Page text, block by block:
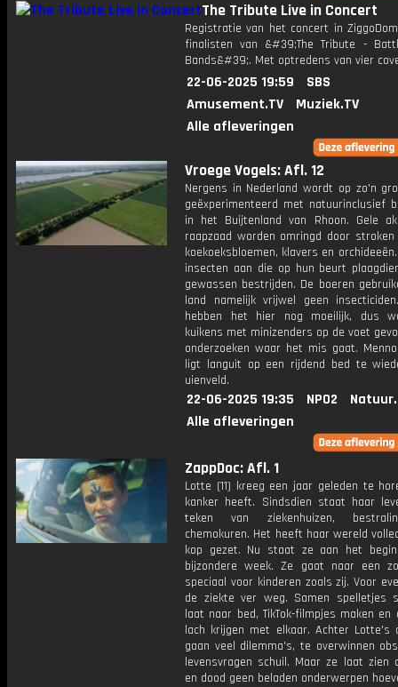
The Tribute Live in Concert
Registratie van het concert in
finalisten van &#39;The Tribute -
Bands&#39;. Met optredens van vier
22-06-2025 19:59
SBS
Amusement.TV
Muziek.TV
Alle afleveringen
Vroege Vogels: Afl. 12
Nergens in Nederland wordt op zo'n
geëxperimenteerd met natuurinclusief
in het Buijtenland van Rhoon. Gele
raapzaad worden omringd door
koekoeksbloemen, klavers en
insecten aan die op hun beurt
gewassen bestrijden. De boeren
land namelijk vrijwel geen
hebben het hier nog moeilijk, dus
kuikens met minizenders op de voet
onderzoeken waar het mis gaat.
ligt languit op een rijdend bed te
uienveld.
22-06-2025 19:35 NPO2
Alle afleveringen
ZappDoc: Afl. 1
Lotte (11) kreeg een jaar geleden te
kanker heeft. Sindsdien staat haar
teken van ziekenhuizen,
chemokuren. Het heeft haar wereld
kop gezet. Nu staat ze aan het
bijzondere week. Ze gaat naar een
speciaal voor kinderen zoals zij. Voor
de ziekte ver weg. Samen spelletjes
laat naar bed, TikTok-filmpjes maken en
lach krijgen met elkaar. Achter Lotte's
gaan veel dilemma's, te overwinnen
levensvragen schuil. Maar ze laat zien
en dood geen beladen onderwerpen